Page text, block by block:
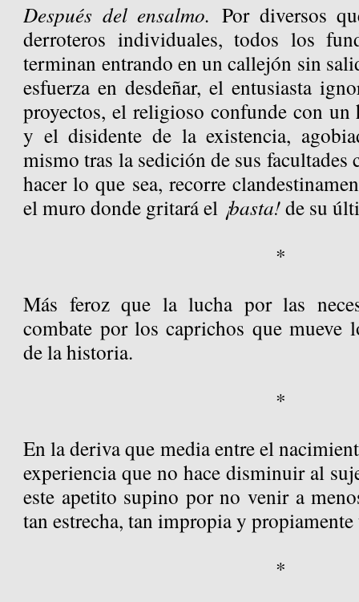
Después del ensalmo.Por diversos
derroteros individuales, todos los
terminan entrando en un callejón sin
esfuerza en desdeñar, el entusiasta
proyectos, el religioso confunde con un
y el disidente de la existencia,
mismo tras la sedición de sus
hacer lo que sea, recorre
el muro donde gritará el ¡basta!de su
*
Más feroz que la lucha por las
combate por los caprichos que mueve
de la historia.
*
En la deriva que media entre el
experiencia que no hace disminuir al
este apetito supino por no venir a
tan estrecha, tan impropia y
*